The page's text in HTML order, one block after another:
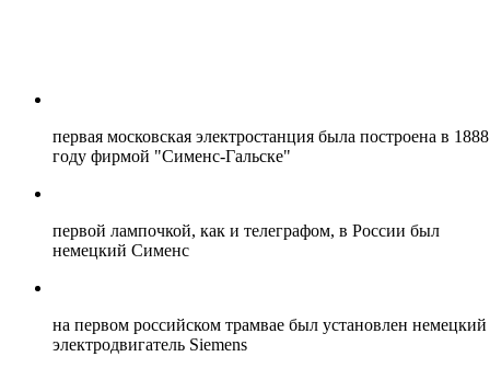
первая московская электростанция была построена в 1888
году фирмой "Сименс-Гальске"
первой лампочкой, как и телеграфом, в России был
немецкий Сименс
на первом российском трамвае был установлен немецкий
электродвигатель Siemens